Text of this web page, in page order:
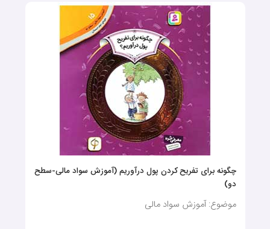
چگونه برای تفریح کردن پول درآوریم (آموزش سواد مالی-سطح
دو)
موضوع: آموزش سواد مالی